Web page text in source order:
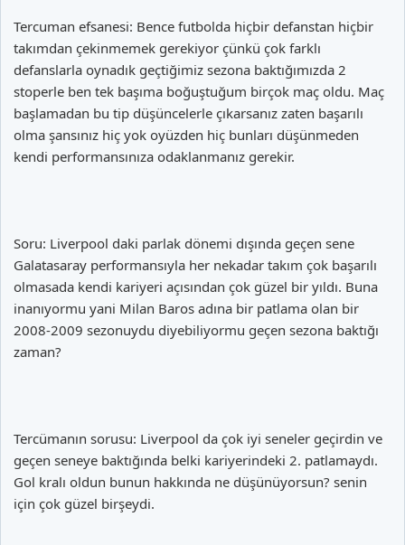
Tercuman efsanesi: Bence futbolda hiçbir defanstan hiçbir
takımdan çekinmemek gerekiyor çünkü çok farklı
defanslarla oynadık geçtiğimiz sezona baktığımızda 2
stoperle ben tek başıma boğuştuğum birçok maç oldu. Maç
başlamadan bu tip düşüncelerle çıkarsanız zaten başarılı
olma şansınız hiç yok oyüzden hiç bunları düşünmeden
kendi performansınıza odaklanmanız gerekir.
Soru: Liverpool daki parlak dönemi dışında geçen sene
Galatasaray performansıyla her nekadar takım çok başarılı
olmasada kendi kariyeri açısından çok güzel bir yıldı. Buna
inanıyormu yani Milan Baros adına bir patlama olan bir
2008-2009 sezonuydu diyebiliyormu geçen sezona baktığı
zaman?
Tercümanın sorusu: Liverpool da çok iyi seneler geçirdin ve
geçen seneye baktığında belki kariyerindeki 2. patlamaydı.
Gol kralı oldun bunun hakkında ne düşünüyorsun? senin
için çok güzel birşeydi.